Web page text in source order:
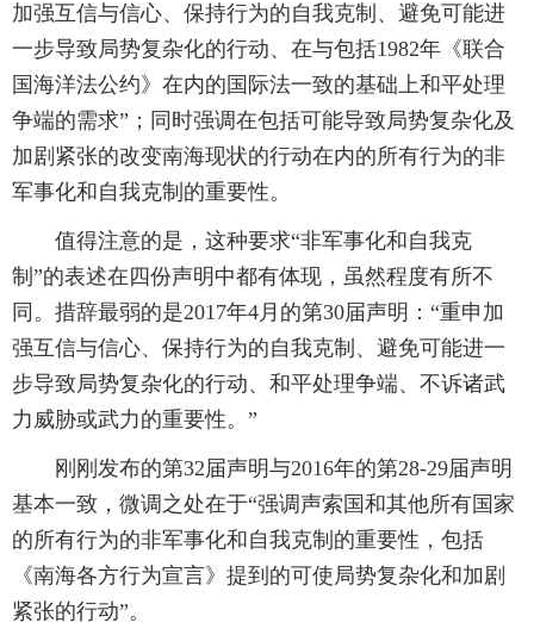
加强互信与信心、保持行为的自我克制、避免可能进
一步导致局势复杂化的行动、在与包括1982年《联合
国海洋法公约》在内的国际法一致的基础上和平处理
争端的需求”；同时强调在包括可能导致局势复杂化及
加剧紧张的改变南海现状的行动在内的所有行为的非
军事化和自我克制的重要性。
值得注意的是，这种要求“非军事化和自我克
制”的表述在四份声明中都有体现，虽然程度有所不
同。措辞最弱的是2017年4月的第30届声明：“重申加
强互信与信心、保持行为的自我克制、避免可能进一
步导致局势复杂化的行动、和平处理争端、不诉诸武
力威胁或武力的重要性。”
刚刚发布的第32届声明与2016年的第28-29届声明
基本一致，微调之处在于“强调声索国和其他所有国家
的所有行为的非军事化和自我克制的重要性，包括
《南海各方行为宣言》提到的可使局势复杂化和加剧
紧张的行动”。